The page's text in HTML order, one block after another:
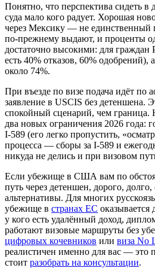
Понятно, что перспектива сидеть
суда мало кого радует. Хорошая
через Мексику — не единственный
по-прежнему выдают, и проценты
достаточно высокими: для
есть 40% отказов, 60%
около 74%.
При въезде по визе подача идёт
заявление в USCIS без детеншена.
спокойный сценарий, чем
два новых ограничения 2026 года:
I-589 (его легко пропустить,
процесса — сборы за I-589 и
никуда не делись и при визовом
Если убежище в США вам по
путь через детеншен, дорого,
альтернативы. Для многих
убежище в странах ЕС оказывается
у кого есть удалённый доход,
работают визовые маршруты без
цифровых кочевников или виза No
реалистичен именно для вас — это
стоит разобрать на консультации.